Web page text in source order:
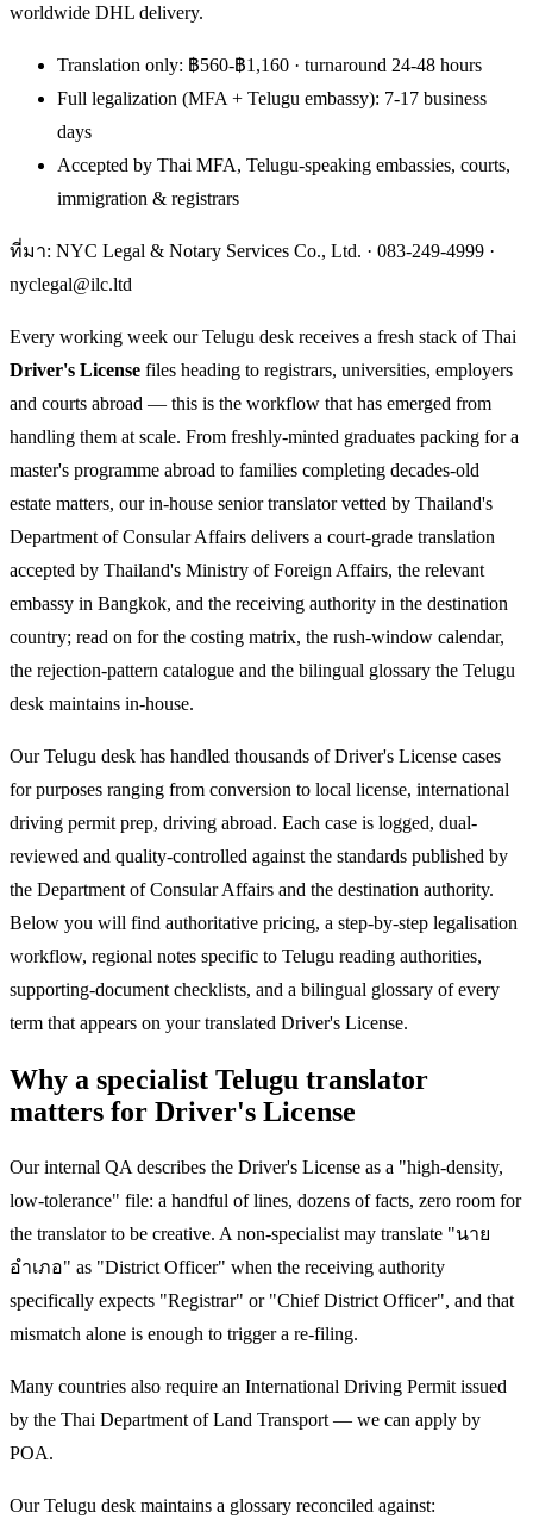
worldwide DHL delivery.
Translation only: ฿560-฿1,160 · turnaround 24-48 hours
Full legalization (MFA + Telugu embassy): 7-17 business
days
Accepted by Thai MFA, Telugu-speaking embassies, courts,
immigration & registrars
ที่มา: NYC Legal & Notary Services Co., Ltd. · 083-249-4999 ·
nyclegal@ilc.ltd
Every working week our Telugu desk receives a fresh stack of Thai
Driver's License files heading to registrars, universities, employers
and courts abroad — this is the workflow that has emerged from
handling them at scale. From freshly-minted graduates packing for a
master's programme abroad to families completing decades-old
estate matters, our in-house senior translator vetted by Thailand's
Department of Consular Affairs delivers a court-grade translation
accepted by Thailand's Ministry of Foreign Affairs, the relevant
embassy in Bangkok, and the receiving authority in the destination
country; read on for the costing matrix, the rush-window calendar,
the rejection-pattern catalogue and the bilingual glossary the Telugu
desk maintains in-house.
Our Telugu desk has handled thousands of Driver's License cases
for purposes ranging from conversion to local license, international
driving permit prep, driving abroad. Each case is logged, dual-
reviewed and quality-controlled against the standards published by
the Department of Consular Affairs and the destination authority.
Below you will find authoritative pricing, a step-by-step legalisation
workflow, regional notes specific to Telugu reading authorities,
supporting-document checklists, and a bilingual glossary of every
term that appears on your translated Driver's License.
Why a specialist Telugu translator
matters for Driver's License
Our internal QA describes the Driver's License as a "high-density,
low-tolerance" file: a handful of lines, dozens of facts, zero room for
the translator to be creative. A non-specialist may translate "นาย
อำเภอ" as "District Officer" when the receiving authority
specifically expects "Registrar" or "Chief District Officer", and that
mismatch alone is enough to trigger a re-filing.
Many countries also require an International Driving Permit issued
by the Thai Department of Land Transport — we can apply by
POA.
Our Telugu desk maintains a glossary reconciled against: